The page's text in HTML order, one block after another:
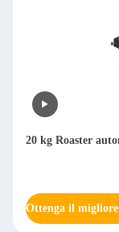
Macchina per la
Ottenga il migliore